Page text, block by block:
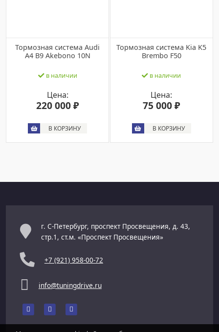
Тормозная система Audi
A4 B9 Akebono 10N
в наличии
Цена:
220 000 ₽
В КОРЗИНУ
Тормозная система Kia K5
Brembo F50
в наличии
Цена:
75 000 ₽
В КОРЗИНУ
г. С-Петербург, проспект Просвещения, д. 43,
стр.1, ст.м. «Проспект Просвещения»
+7 (921) 958-00-72
info@tuningdrive.ru